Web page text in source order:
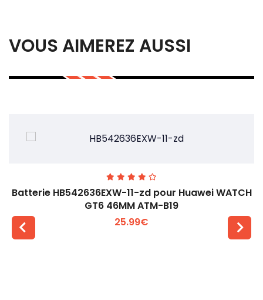
VOUS AIMEREZ AUSSI
Batterie HB542636EXW-11-zd pour Huawei WATCH
GT6 46MM ATM-B19
25.99€